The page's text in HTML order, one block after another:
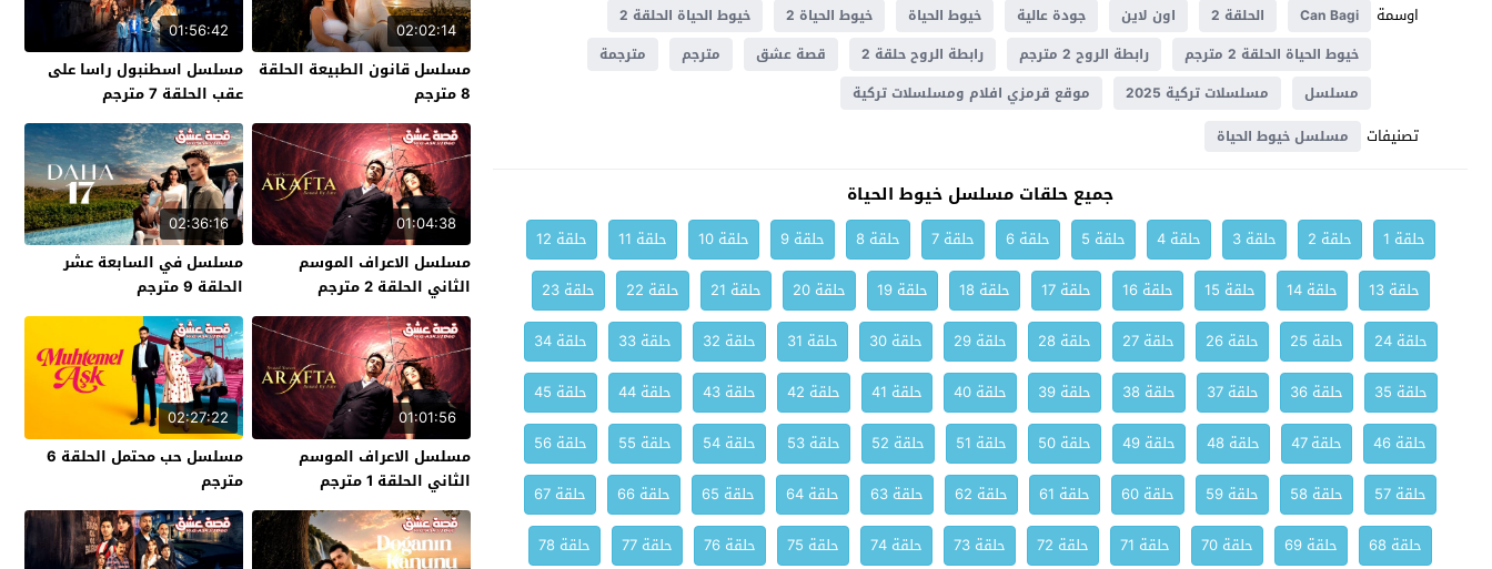
اوسمة
Can Bagi الحلقة 2 اون لاين جودة عالية خيوط الحياة خيوط الحياة 2
خيوط الحياة الحلقة 2
خيوط الحياة الحلقة 2 مترجم
رابطة الروح 2 مترجم رابطة الروح حلقة 2 قصة عشق مترجم
مترجمة
مسلسل
مسلسلات تركية 2025 موقع قرمزي افلام ومسلسلات تركية
تصنيفات مسلسل خيوط الحياة
جميع حلقات مسلسل خيوط الحياة
حلقة 1 حلقة 2 حلقة 3 حلقة 4 حلقة 5 حلقة 6 حلقة 7 حلقة 8 حلقة 9 حلقة 10 حلقة 11
حلقة 12
حلقة 13
حلقة 14 حلقة 15 حلقة 16 حلقة 17 حلقة 18 حلقة 19 حلقة 20 حلقة 21 حلقة 22
حلقة 23
حلقة 24
حلقة 25 حلقة 26 حلقة 27 حلقة 28 حلقة 29 حلقة 30 حلقة 31 حلقة 32 حلقة 33
حلقة 34
حلقة 35
حلقة 36 حلقة 37 حلقة 38 حلقة 39 حلقة 40 حلقة 41 حلقة 42 حلقة 43 حلقة 44
حلقة 45
حلقة 46
حلقة 47 حلقة 48 حلقة 49 حلقة 50 حلقة 51 حلقة 52 حلقة 53 حلقة 54 حلقة 55
حلقة 56
حلقة 57
حلقة 58 حلقة 59 حلقة 60 حلقة 61 حلقة 62 حلقة 63 حلقة 64 حلقة 65 حلقة 66
حلقة 67
حلقة 68
حلقة 69 حلقة 70 حلقة 71 حلقة 72 حلقة 73 حلقة 74 حلقة 75 حلقة 76 حلقة 77
حلقة 78
02:02:14
مسلسل قانون الطبيعة الحلقة
8 مترجم
01:56:42
مسلسل اسطنبول راسا على
عقب الحلقة 7 مترجم
01:04:38
مسلسل الاعراف الموسم
الثاني الحلقة 2 مترجم
02:36:16
مسلسل في السابعة عشر
الحلقة 9 مترجم
01:01:56
مسلسل الاعراف الموسم
الثاني الحلقة 1 مترجم
02:27:22
مسلسل حب محتمل الحلقة 6
مترجم